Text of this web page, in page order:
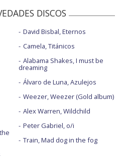
DISCOS
David Bisbal, Eternos
Camela, Titánicos
Alabama Shakes, I must be
dreaming
Álvaro de Luna, Azulejos
Weezer, Weezer (Gold album)
Alex Warren, Wildchild
Peter Gabriel, o/i
Train, Mad dog in the fog